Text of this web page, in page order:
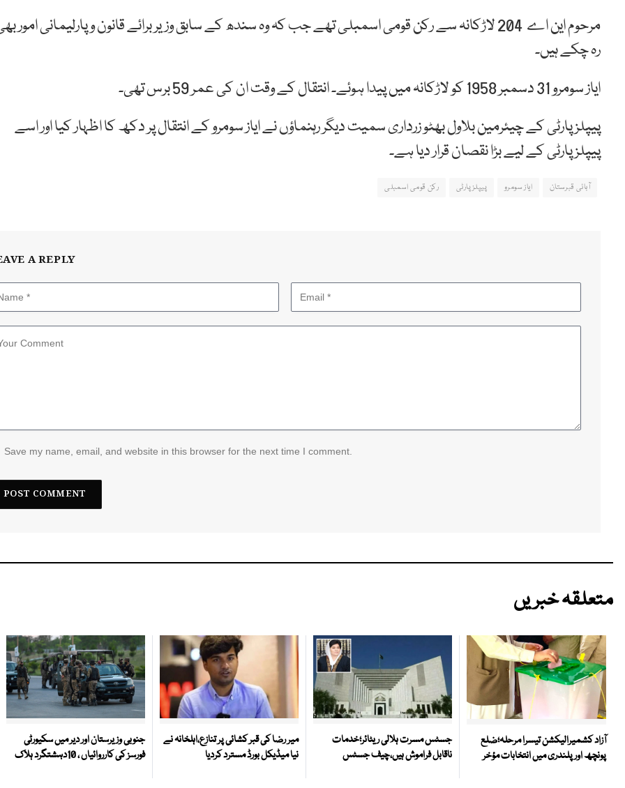
مرحوم این اے 204 لاڑکانہ سے رکن قومی اسمبلی تھے جب کہ وہ سندھ کے سابق وزیر برائے قانون و پارلیمانی امور
رہ چکے ہیں۔
ایاز سومرو 31 دسمبر 1958 کو لاڑکانہ میں پیدا ہوئے۔ انتقال کے وقت ان کی عمر 59 برس تھی۔
پیپلزپارٹی کے چیئرمین بلاول بھٹو زرداری سمیت دیگر رہنماؤں نے ایاز سومرو کے انتقال پر دکھ کا اظہار کیا اور اسے
پیپلزپارٹی کے لیے بڑا نقصان قرار دیا ہے۔
آبائی قبرستان ایاز سومرو پیپلزپارٹی رکن قومی اسمبلی
A REPLY
Save my name, email, and website in this browser for the next time I comment.
متعلقہ خبریں
آزاد کشمیرالیکشن تیسرا مرحلہ؛ضلع
پونچھ اور پلندری میں انتخابات مؤخر
جسٹس مسرت ہلالی ریٹائر؛خدمات
ناقابل فراموش ہیں،چیف جسٹس
میر رضا کی قبر کشائی پر تنازع،اہلخانہ نے
نیا میڈیکل بورڈ مسترد کردیا
جنوبی وزیرستان اور دیر میں سکیورٹی
فورسز کی کارروائیاں ، 10دہشتگرد ہلاک